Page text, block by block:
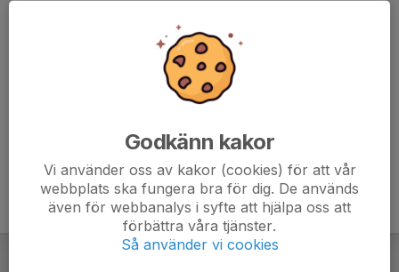
Godkänn kakor
Vi använder oss av kakor (cookies) för att vår
webbplats ska fungera bra för dig. De används
även för webbanalys i syfte att hjälpa oss att
förbättra våra tjänster.
Så använder vi cookies